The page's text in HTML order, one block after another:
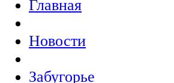
Главная
Новости
Забугорье